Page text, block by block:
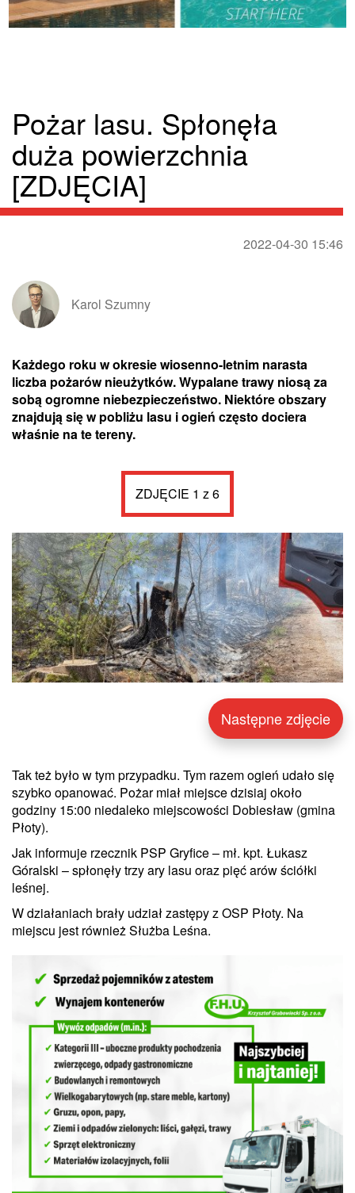
Pożar lasu. Spłonęła
duża powierzchnia
[ZDJĘCIA]
2022-04-30 15:46
Karol Szumny
Każdego roku w okresie wiosenno-letnim narasta
liczba pożarów nieużytków. Wypalane trawy niosą za
sobą ogromne niebezpieczeństwo. Niektóre obszary
znajdują się w pobliżu lasu i ogień często dociera
właśnie na te tereny.
ZDJĘCIE 1 z 6
Następne zdjęcie
Tak też było w tym przypadku. Tym razem ogień udało się
szybko opanować. Pożar miał miejsce dzisiaj około
godziny 15:00 niedaleko miejscowości Dobiesław (gmina
Płoty).
Jak informuje rzecznik PSP Gryfice – mł. kpt. Łukasz
Góralski – spłonęły trzy ary lasu oraz pięć arów ściółki
leśnej.
W działaniach brały udział zastępy z OSP Płoty. Na
miejscu jest również Służba Leśna.